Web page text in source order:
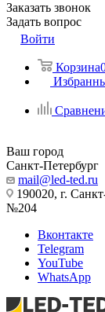
Заказать звонок
Задать вопрос
Войти
Корзина
Ваш город
Санкт-Петербург
mail@led-ted.ru
190020, г.
№204
Вконтакте
Telegram
YouTube
WhatsApp